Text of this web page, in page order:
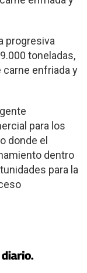
progresiva
toneladas,
enfriada y
para los
donde el
dentro
para la